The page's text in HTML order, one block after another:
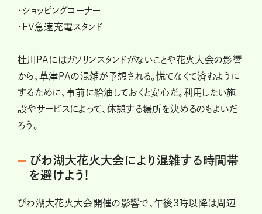
・ショッピングコーナー
・EV急速充電スタンド
桂川PAにはガソリンスタンドがないことや花火大会の影響
から、草津PAの混雑が予想される。慌てなくて済むように
するために、事前に給油しておくと安心だ。利用したい施
設やサービスによって、休憩する場所を決めるのもよいだ
ろう。
びわ湖大花火大会により混雑する時間帯
を避けよう!
びわ湖大花火大会開催の影響で、午後3時以降は周辺